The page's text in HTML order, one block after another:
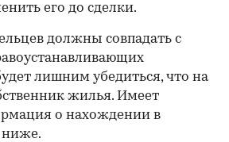
его до сделки.
должны совпадать с
лишним убедиться, что на
жилья. Имеет
о нахождении в
ниже.